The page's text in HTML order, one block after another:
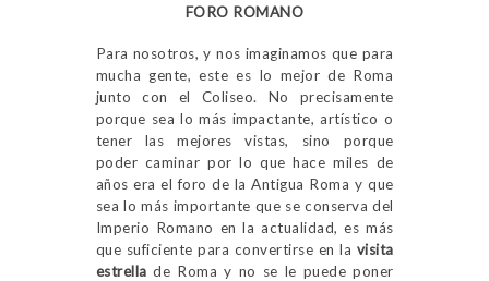
FORO ROMANO
Para nosotros, y nos imaginamos que para
mucha gente, este es lo mejor de Roma
junto con el Coliseo. No precisamente
porque sea lo más impactante, artístico o
tener las mejores vistas, sino porque
poder caminar por lo que hace miles de
años era el foro de la Antigua Roma y que
sea lo más importante que se conserva del
Imperio Romano en la actualidad, es más
que suficiente para convertirse en la visita
estrella de Roma y no se le puede poner